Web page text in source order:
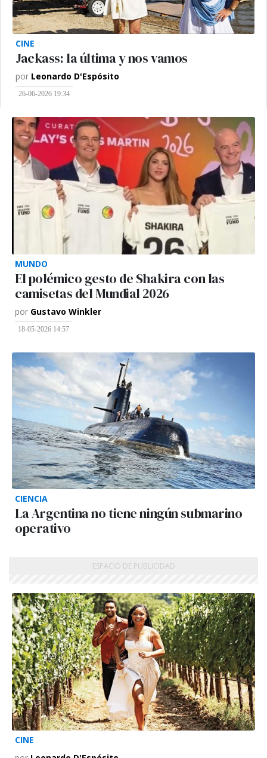
CINE
Jackass: la última y nos vamos
por Leonardo D'Espósito
26-06-2026 19:34
MUNDO
El polémico gesto de Shakira con las
camisetas del Mundial 2026
por Gustavo Winkler
18-05-2026 14:57
CIENCIA
La Argentina no tiene ningún submarino
operativo
CINE